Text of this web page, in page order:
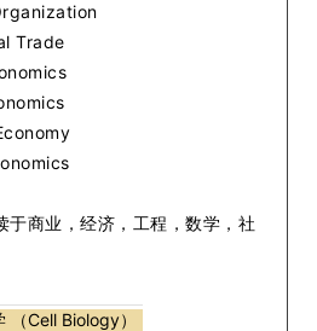
Trade
于商业，经济，工程，数学，社
（Cell Biology）